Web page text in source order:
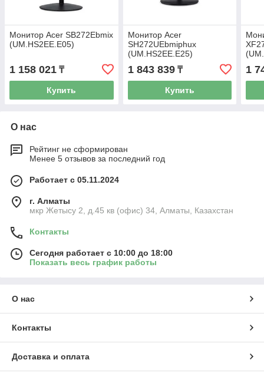
Монитор Acer SB272Ebmix
(UM.HS2EE.E05)
1 158 021 ₸
Купить
Монитор Acer
SH272UEbmiphux
(UM.HS2EE.E25)
1 843 839₸
Купить
1
О нас
Рейтинг не сформирован
Менее 5 отзывов за последний год
Работает с 05.11.2024
г. Алматы
мкр Жетысу 2, д.45 кв (офис) 34, Алматы, Казахстан
Контакты
Сегодня работает с 10:00 до 18:00
Показать весь график работы
О нас
Контакты
Доставка и оплата